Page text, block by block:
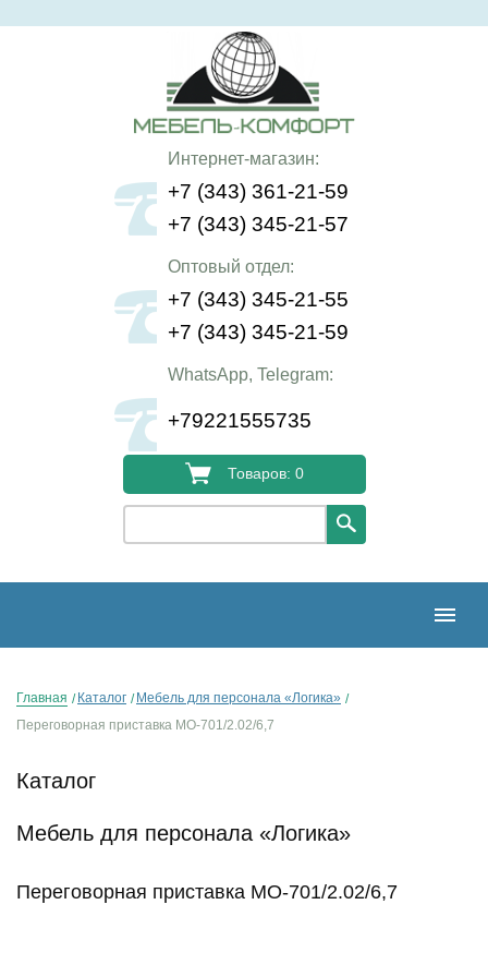
Главная Каталог
Мебель для персонала «Логика»
Переговорная приставка МО-701/2.02/6,7
Каталог
Мебель для персонала «Логика»
Переговорная приставка МО-701/2.02/6,7
Интернет-магазин:
+7 (343) 361-21-59
+7 (343) 345-21-57
Оптовый отдел:
+7 (343) 345-21-55
+7 (343) 345-21-59
WhatsApp, Telegram:
+79221555735
Товаров: 0